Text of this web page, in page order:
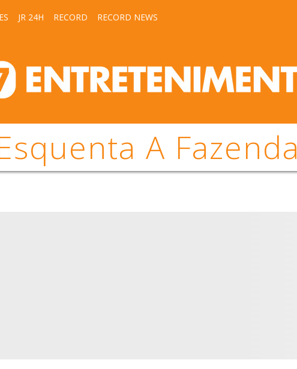
JR 24H RECORD RECORD NEWS
A Fazenda